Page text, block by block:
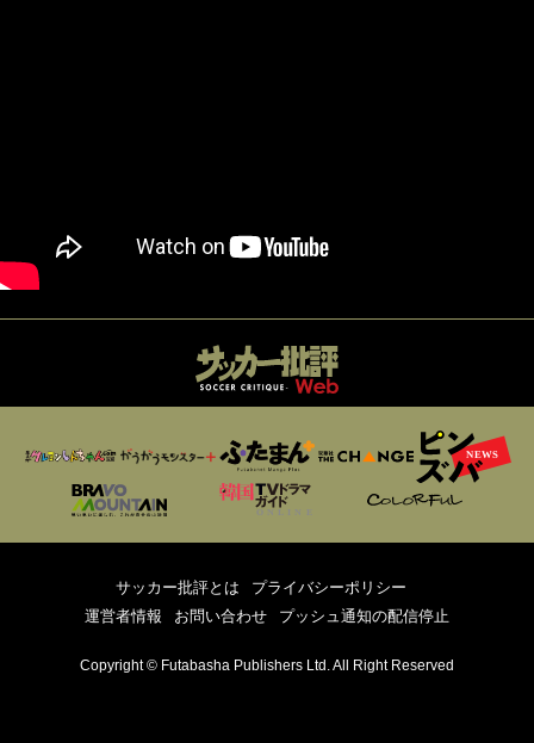
サッカー批評とは
プライバシーポリシー
運営者情報
お問い合わせ プッシュ通知の配信停止
Copyright © Futabasha Publishers Ltd. All Right Reserved